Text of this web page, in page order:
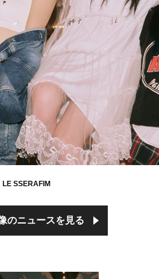
LE SSERAFIM
のニュースを見る